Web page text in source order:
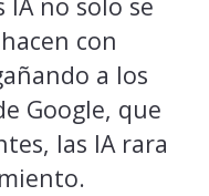
con
a los
Google, que
las IA rara